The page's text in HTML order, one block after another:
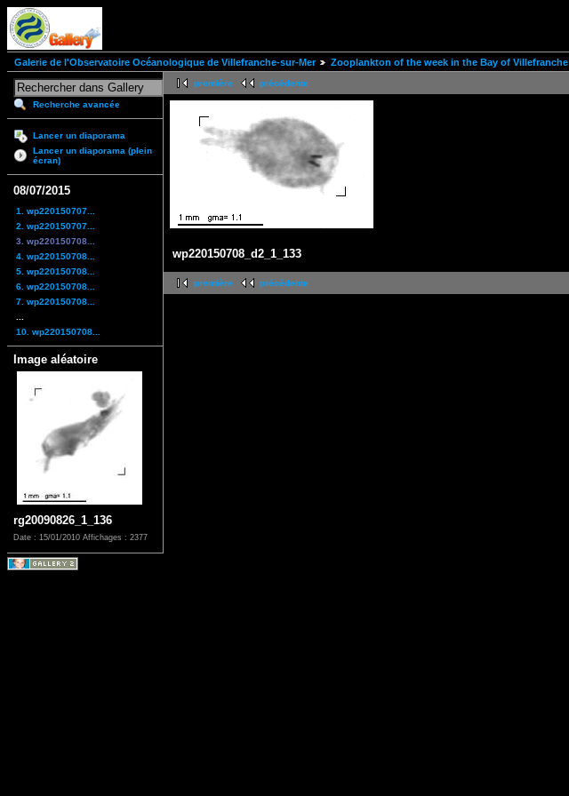
Galerie de l'Observatoire Océanologique de Villefranche-sur-Mer Zooplankton of the week in the Bay of Villefranche
Recherche avancée
Lancer un diaporama
Lancer un diaporama (plein
écran)
08/07/2015
1. wp220150707...
2. wp220150707...
3. wp220150708...
4. wp220150708...
5. wp220150708...
6. wp220150708...
7. wp220150708...
10. wp220150708...
Image aléatoire
rg20090826_1_136
Date : 15/01/2010 Affichages : 2377
première précédente
wp220150708_d2_1_133
première précédente